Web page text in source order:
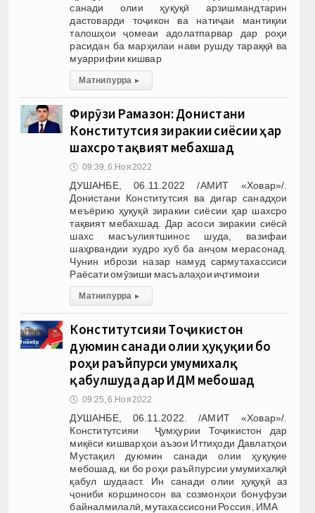
санади олии ҳуқуқӣ арзишмандтарин
дастоварди тоҷикон ва натиҷаи мантиқии
талошҳои ҷомеаи адолатпарвар дар роҳи
расидан ба марҳилаи нави рушду тараққӣ ва
муаррифии кишвар
Матни пурра ▸
Фирӯзи Рамазон: Донистани
Конститутсия зиракии сиёсии ҳар
шахсро тақвият мебахшад
🕔 09:39, 6.Ноя 2022
ДУШАНБЕ, 06.11.2022 /АМИТ «Ховар»/.
Донистани Конститутсия ва дигар санадҳои
меъёрию ҳуқуқӣ зиракии сиёсии ҳар шахсро
тақвият мебахшад. Дар асоси зиракии сиёсӣ
шахс масъулиятшинос шуда, вазифаи
шаҳрвандии худро хуб ба анҷом мерасонад.
Чунин ибрози назар намуд сармутахассиси
Раёсати омӯзиши масъалаҳои иҷтимоии
Матни пурра ▸
Конститутсияи Тоҷикистон
дуюмин санади олии ҳуқуқии бо
роҳи раъйпурси умумихалқӣ
қабулшуда дар ИДМ мебошад
🕔 09:25, 6.Ноя 2022
ДУШАНБЕ, 06.11.2022. /АМИТ «Ховар»/.
Конститутсияи Ҷумҳурии Тоҷикистон дар
миқёси кишварҳои аъзои Иттиҳоди Давлатҳои
Мустақил дуюмин санади олии ҳуқуқие
мебошад, ки бо роҳи раъйпурсии умумихалқӣ
қабул шудааст. Ин санади олии ҳуқуқӣ аз
ҷониби коршиносон ва созмонҳои бонуфузи
байналмилалӣ, мутахассисони Россия, ИМА